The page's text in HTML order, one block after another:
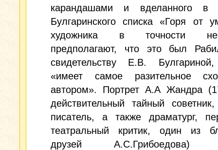
карандашами и вделанного в
Булгаринского списка «Горя от
художника в точности
предполагают, что это был
свидетельству Е.В.
«имеет самое разительное
автором». Портрет А.А Жандра
действительный тайный
писатель, а также драматург,
театральный критик, один из
друзей А.С.Грибоедова)